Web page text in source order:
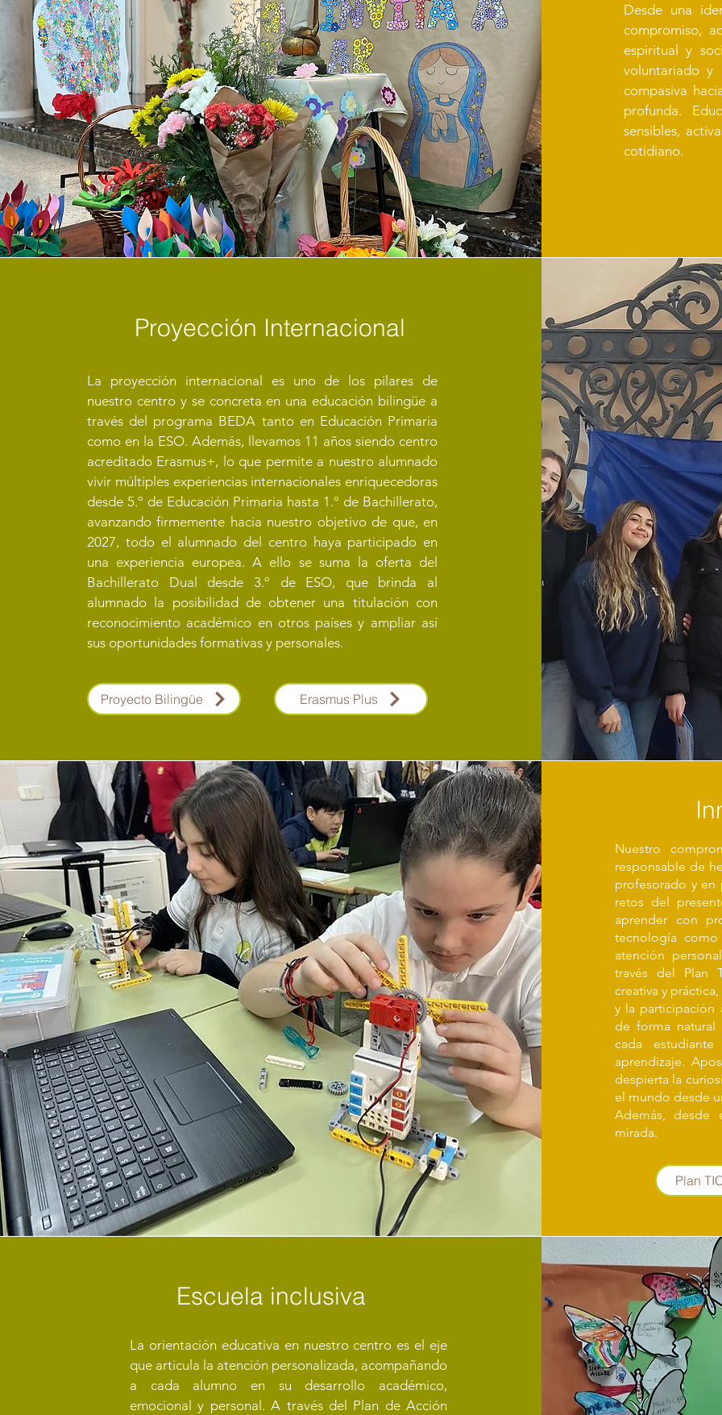
Desde una
compromiso,
espiritual y
voluntariado y
compasiva
profunda.
sensibles,
cotidiano.
Proyección Internacional
La proyección internacional es uno de los pilares de
nuestro centro y se concreta en una educación bilingüe a
través del programa BEDA tanto en Educación Primaria
como en la ESO. Además, llevamos 11 años siendo centro
acreditado Erasmus+, lo que permite a nuestro alumnado
vivir múltiples experiencias internacionales enriquecedoras
desde 5.º de Educación Primaria hasta 1.º de Bachillerato,
avanzando firmemente hacia nuestro objetivo de que, en
2027, todo el alumnado del centro haya participado en
una experiencia europea. A ello se suma la oferta del
Bachillerato Dual desde 3.º de ESO, que brinda al
alumnado la posibilidad de obtener una titulación con
reconocimiento académico en otros países y ampliar así
sus oportunidades formativas y personales.
Proyecto Bilingüe Erasmus Plus
Nuestro
responsable de
profesorado y en
retos del
aprender con
tecnología
atención
través del Plan
creativa y
y la participación
de forma natural
cada
aprendizaje.
despierta la
el mundo desde
Además, desde
mirada.
Plan
Escuela inclusiva
La orientación educativa en nuestro centro es el eje
que articula la atención personalizada, acompañando
a cada alumno en su desarrollo académico,
emocional y personal. A través del Plan de Acción